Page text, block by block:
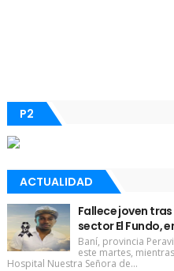
P2
ACTUALIDAD
Fallece joven
sector El Fundo,
Baní, provincia
este martes,
Hospital Nuestra Señora de...